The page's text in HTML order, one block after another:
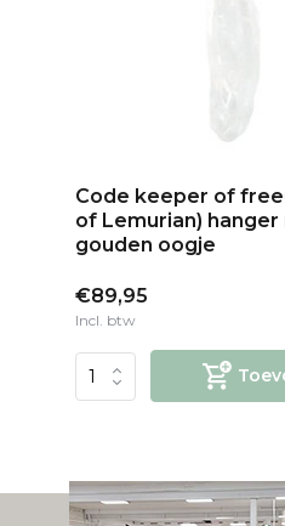
Code keeper of
of Lemurian) hanger
gouden oogje
€89,95
Incl. btw